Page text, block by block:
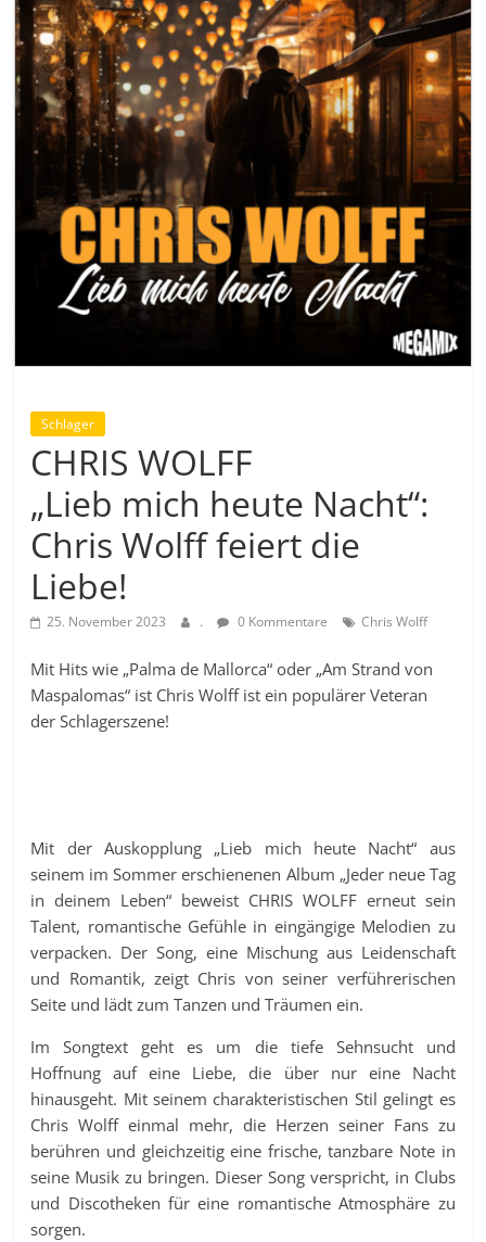
Schlager
CHRIS WOLFF
„Lieb mich heute Nacht“:
Chris Wolff feiert die
Liebe!
25. November 2023 . 0 Kommentare Chris Wolff
Mit Hits wie „Palma de Mallorca“ oder „Am Strand von
Maspalomas“ ist Chris Wolff ist ein populärer Veteran
der Schlagerszene!
Mit der Auskopplung „Lieb mich heute Nacht“ aus
seinem im Sommer erschienenen Album „Jeder neue Tag
in deinem Leben“ beweist CHRIS WOLFF erneut sein
Talent, romantische Gefühle in eingängige Melodien zu
verpacken. Der Song, eine Mischung aus Leidenschaft
und Romantik, zeigt Chris von seiner verführerischen
Seite und lädt zum Tanzen und Träumen ein.
Im Songtext geht es um die tiefe Sehnsucht und
Hoffnung auf eine Liebe, die über nur eine Nacht
hinausgeht. Mit seinem charakteristischen Stil gelingt es
Chris Wolff einmal mehr, die Herzen seiner Fans zu
berühren und gleichzeitig eine frische, tanzbare Note in
seine Musik zu bringen. Dieser Song verspricht, in Clubs
und Discotheken für eine romantische Atmosphäre zu
sorgen.